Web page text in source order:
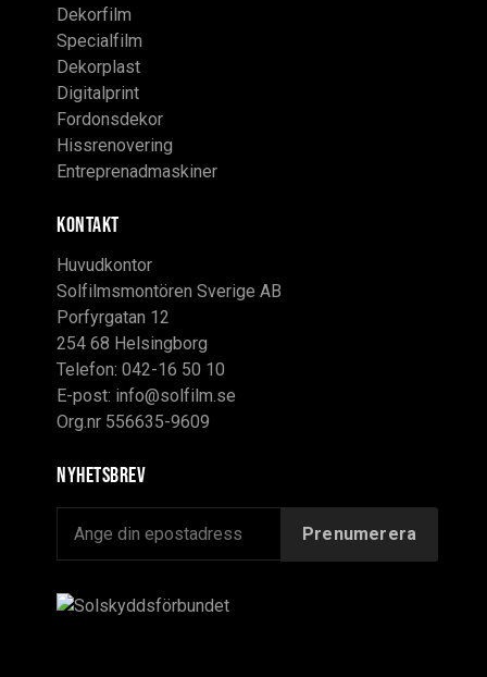
Dekorfilm
Specialfilm
Dekorplast
Digitalprint
Fordonsdekor
Hissrenovering
Entreprenadmaskiner
KONTAKT
Huvudkontor
Solfilmsmontören Sverige AB
Porfyrgatan 12
254 68 Helsingborg
Telefon: 042-16 50 10
E-post: info@solfilm.se
Org.nr 556635-9609
Nyhetsbrev